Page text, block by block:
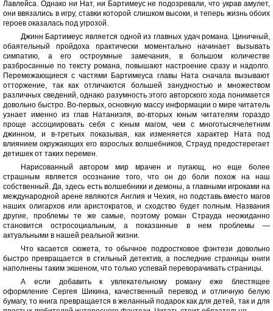
Лавлейса. Однако ни Нат, ни Бартимеус не подозревали, что украв амулет,
они ввязались в игру, ставки которой слишком высоки, и теперь жизнь обоих
героев оказалась под угрозой.
Джинн Бартимеус является одной из главных удач романа. Циничный,
обаятельный пройдоха практически моментально начинает вызывать
симпатию, а его остроумные замечания, в большом количестве
разбросанные по тексту романа, повышают настроение сразу и надолго.
Перемежающиеся с частями Бартимеуса главы Ната сначала вызывают
отторжение, так как отличаются большей занудностью и множеством
различных сведений, однако разумность этого авторского хода понимается
довольно быстро. Во-первых, основную массу информации о мире читатель
узнает именно из глав Натаниэля, во-вторых юным читателям гораздо
проще ассоциировать себя с юным магом, чем с многотысячелетним
джинном, и в-третьих показывая, как изменяется характер Ната под
влиянием окружающих его взрослых волшебников, Страуд предостерегает
детишек от таких перемен.
Нарисованный автором мир мрачен и пугающ, но еще более
страшным является осознание того, что он до боли похож на наш
собственный. Да, здесь есть волшебники и демоны, а главными игроками на
международной арене являются Англия и Чехия, но подставь вместо магов
наших олигархов или аристократов, и сходство будет полным. Названия
другие, проблемы те же самые, поэтому роман Страуда неожиданно
становится остросоциальным, а показанные в нем проблемы —
актуальными в нашей реальной жизни.
Что касается сюжета, то обычное подростковое фэнтези довольно
быстро превращается в стильный детектив, а последние страницы книги
наполнены таким экшеном, что только успевай переворачивать страницы.
А если добавить к увлекательному роману еже блестящее
оформление Сергея Шикина, качественный перевод и отличную белую
бумагу, то книга превращается в желанный подарок как для детей, так и для